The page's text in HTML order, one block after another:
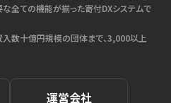
な全ての機能が揃った寄付DXシステムで
数十億円規模の団体まで、3,000以上
運営会社